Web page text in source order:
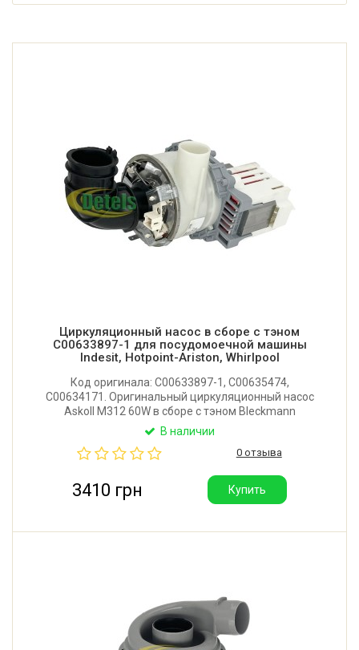
Циркуляционный насос в сборе с тэном
C00633897-1 для посудомоечной машины
Indesit, Hotpoint-Ariston, Whirlpool
Код оригинала: C00633897-1, C00635474,
C00634171. Оригинальный циркуляционный насос
Askoll M312 60W в сборе с тэном Bleckmann
W11430493 PC47 1800W. Производитель: Словакия.
насоса Hanning.
В наличии
0 отзыва
3410 грн Купить